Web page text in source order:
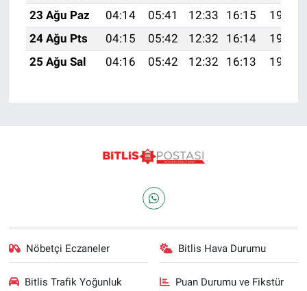
23 Ağu Paz
04:14 05:41 12:33 16:15
19:14
24 Ağu Pts
04:15 05:42 12:32 16:14
19:13
25 Ağu Sal
04:16 05:42 12:32 16:13 19:12
Nöbetçi Eczaneler Bitlis Hava Durumu
Bitlis Trafik Yoğunluk
Puan Durumu ve Fikstür